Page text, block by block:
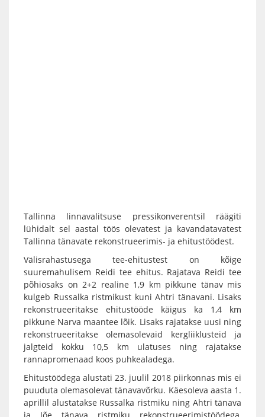
Tallinna linnavalitsuse pressikonverentsil räägiti
lühidalt sel aastal töös olevatest ja kavandatavatest
Tallinna tänavate rekonstrueerimis- ja ehitustöödest.
Välisrahastusega tee-ehitustest on kõige
suuremahulisem Reidi tee ehitus. Rajatava Reidi tee
põhiosaks on 2+2 realine 1,9 km pikkune tänav mis
kulgeb Russalka ristmikust kuni Ahtri tänavani. Lisaks
rekonstrueeritakse ehitustööde käigus ka 1,4 km
pikkune Narva maantee lõik. Lisaks rajatakse uusi ning
rekonstrueeritakse olemasolevaid kergliiklusteid ja
jalgteid kokku 10,5 km ulatuses ning rajatakse
rannapromenaad koos puhkealadega.
Ehitustöödega alustati 23. juulil 2018 piirkonnas mis ei
puuduta olemasolevat tänavavõrku. Käesoleva aasta 1.
aprillil alustatakse Russalka ristmiku ning Ahtri tänava